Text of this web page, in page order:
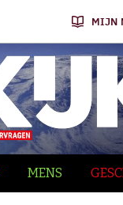
MIJN
MENS